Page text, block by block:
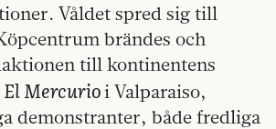
Våldet spred sig till
brändes och
till kontinentens
El Mercurio i Valparaiso,
demonstranter, både fredliga